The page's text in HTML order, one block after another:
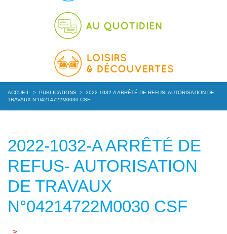
ACCUEIL > PUBLICATIONS > 2022-1032-A ARRÊTÉ DE REFUS- AUTORISATION DE
TRAVAUX N°04214722M0030 CSF
2022-1032-A ARRÊTÉ DE
REFUS- AUTORISATION
DE TRAVAUX
N°04214722M0030 CSF
>